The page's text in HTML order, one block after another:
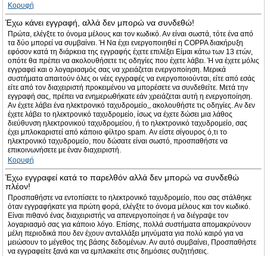
Κορυφή
Έχω κάνει εγγραφή, αλλά δεν μπορώ να συνδεθώ!
Πρώτα, ελέγξτε το όνομα μέλους και τον κωδικό. Αν είναι σωστά, τότε ένα από
τα δύο μπορεί να συμβαίνει. Ή Να έχει ενεργοποιηθεί η COPPA διακήρυξη
εφόσον κατά τη διάρκεια της εγγραφής έχετε επιλέξει Είμαι κάτω των 13 ετών,
οπότε θα πρέπει να ακολουθήσετε τις οδηγίες που έχετε λάβει. Ή να έχετε μόλις
εγγραφεί και ο λογαριασμός σας να χρειάζεται ενεργοποίηση. Μερικά
συστήματα απαιτούν όλες οι νέες εγγραφές να ενεργοποιούνται, είτε από εσάς
είτε από τον διαχειριστή προκειμένου να μπορέσετε να συνδεθείτε. Μετά την
εγγραφή σας, πρέπει να ενημερωθήκατε εάν χρειάζεται αυτή η ενεργοποίηση.
Αν έχετε λάβει ένα ηλεκτρονικό ταχυδρομείο,, ακολουθήστε τις οδηγίες. Αν δεν
έχετε λάβει το ηλεκτρονικό ταχυδρομείο, ίσως να έχετε δώσει μια λάθος
διεύθυνση ηλεκτρονικού ταχυδρομείου, ή το ηλεκτρονικό ταχυδρομείο, σας
έχει μπλοκαριστεί από κάποιο φίλτρο spam. Αν είστε σίγουρος ό,τι το
ηλεκτρονικό ταχυδρομείο, που δώσατε είναι σωστό, προσπαθήστε να
επικοινωνήσετε με έναν διαχειριστή.
Κορυφή
Έχω εγγραφεί κατά το παρελθόν αλλά δεν μπορώ να συνδεθώ
πλέον!
Προσπαθήστε να εντοπίσετε το ηλεκτρονικό ταχυδρομείο, που σας στάλθηκε
όταν εγγραφήκατε για πρώτη φορά, ελέγξτε το όνομα μέλους και τον κωδικό.
Είναι πιθανό ένας διαχειριστής να απενεργοποίησε ή να διέγραψε τον
λογαριασμό σας για κάποιο λόγο. Επίσης, πολλά συστήματα απομακρύνουν
μέλη περιοδικά που δεν έχουν ανταλλάξει μηνύματα για πολύ καιρό για να
μειώσουν το μέγεθος της βάσης δεδομένων. Αν αυτό συμβαίνει, Προσπαθήστε
να εγγραφείτε ξανά και να εμπλακείτε στις δημόσιες συζητήσεις.